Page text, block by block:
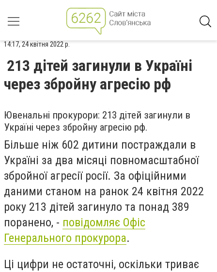
14:17, 24 квітня 2022 р.
213 дітей загинули в Україні
через збройну агресію рф
Ювенальні прокурори: 213 дітей загинули в
Україні через збройну агресію рф.
Більше ніж 602 дитини постраждали в
Україні за два місяці повномасштабної
збройної агресії росії. За офіційними
даними станом на ранок 24 квітня 2022
року 213 дітей загинуло та понад 389
поранено, - повідомляє Офіс
Генерального прокурора.
Ці цифри не остаточні, оскільки триває